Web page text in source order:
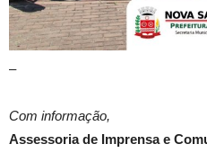
–
Com informação,
Assessoria de Imprensa e